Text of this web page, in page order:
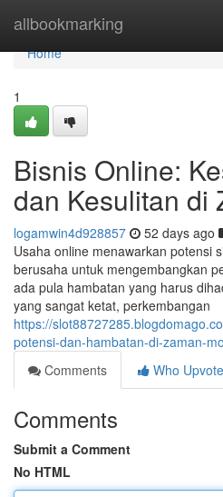
allbookmarking
Home
Home
1
Bisnis Online:
dan Kesulitan di
logamwin4d928857 52 days ago
Usaha online menawarkan potensi
berusaha untuk mengembangkan
ada pula hambatan yang harus
yang sangat ketat, perkembangan
https://
potensi-dan-hambatan-di-zaman-
Comments
Who
Comments
Submit a Comment
No HTML